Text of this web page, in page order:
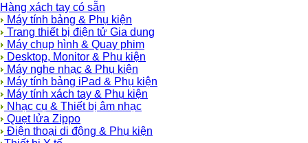
Hàng xách tay có sẵn
Máy tính bảng & Phụ kiện
Trang thiết bị điện tử Gia dụng
Máy chụp hình & Quay phim
Desktop, Monitor & Phụ kiện
Máy nghe nhạc & Phụ kiện
Máy tính bảng iPad & Phụ kiện
Máy tính xách tay & Phụ kiện
Nhạc cụ & Thiết bị âm nhạc
Quẹt lửa Zippo
Điện thoại di động & Phụ kiện